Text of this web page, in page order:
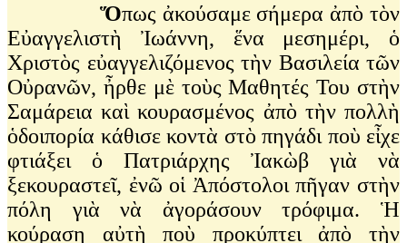
Ὅπως ἀκούσαμε σήμερα ἀπὸ τὸν
Εὐαγγελιστὴ Ἰωάννη, ἕνα μεσημέρι, ὁ
Χριστὸς εὐαγγελιζόμενος τὴν Βασιλεία τῶν
Οὐρανῶν, ἦρθε μὲ τοὺς Μαθητές Του στὴν
Σαμάρεια καὶ κουρασμένος ἀπὸ τὴν πολλὴ
ὁδοιπορία κάθισε κοντὰ στὸ πηγάδι ποὺ εἶχε
φτιάξει ὁ Πατριάρχης Ἰακὼβ γιὰ νὰ
ξεκουραστεῖ, ἐνῶ οἱ Ἀπόστολοι πῆγαν στὴν
πόλη γιὰ νὰ ἀγοράσουν τρόφιμα. Ἡ
κούραση αὐτὴ ποὺ προκύπτει ἀπὸ τὴν